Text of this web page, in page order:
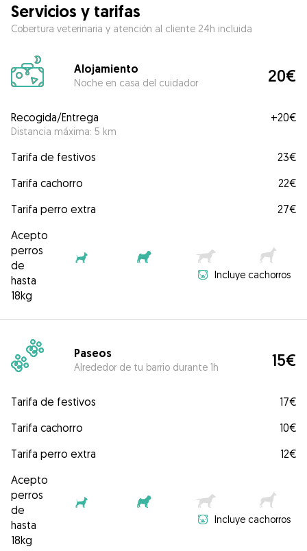
Servicios y tarifas
Cobertura veterinaria y atención al cliente 24h incluida
Alojamiento
Noche en casa del cuidador 20€
Recogida/Entrega
Distancia máxima: 5 km
+20€
Tarifa de festivos
23€
Tarifa cachorro
22€
Tarifa perro extra
27€
Acepto
perros
de
hasta
18kg
Incluye cachorros
Paseos
Alrededor de tu barrio durante 1h 15€
Tarifa de festivos
17€
Tarifa cachorro
10€
Tarifa perro extra
12€
Acepto
perros
de
hasta
18kg
Incluye cachorros